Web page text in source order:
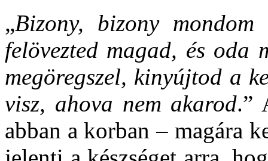
„Bizony, bizony
felövezted magad, és oda
megöregszel, kinyújtod a
visz, ahova nem akarod.”
abban a korban – magára